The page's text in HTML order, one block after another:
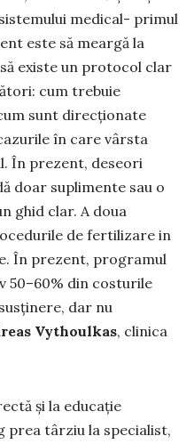
medical- primul
este să meargă la
existe un protocol clar
cum trebuie
sunt direcționate
în care vârsta
În prezent, deseori
doar suplimente sau o
ghid clar. A doua
de fertilizare in
În prezent, programul
50–60% din costurile
dar nu
Vythoulkas, clinica
și la educație
prea târziu la specialist,